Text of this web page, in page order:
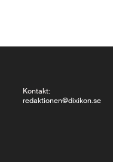
Kontakt:
redaktionen@dixikon.se